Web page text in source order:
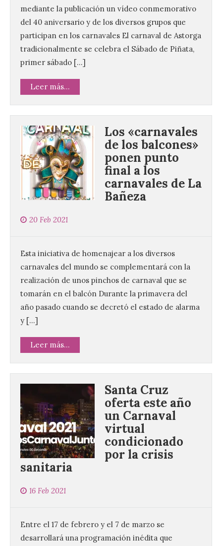
mediante la publicación un vídeo conmemorativo
del 40 aniversario y de los diversos grupos que
participan en los carnavales El carnaval de Astorga
tradicionalmente se celebra el Sábado de Piñata,
primer sábado […]
Leer más...
Los «carnavales
de los balcones»
ponen punto
final a los
carnavales de La
Bañeza
20 Feb 2021
Esta iniciativa de homenajear a los diversos
carnavales del mundo se complementará con la
realización de unos pinchos de carnaval que se
tomarán en el balcón Durante la primavera del
año pasado cuando se decretó el estado de alarma
y […]
Leer más...
Santa Cruz
oferta este año
un Carnaval
virtual
condicionado
por la crisis
sanitaria
16 Feb 2021
Entre el 17 de febrero y el 7 de marzo se
desarrollará una programación inédita que